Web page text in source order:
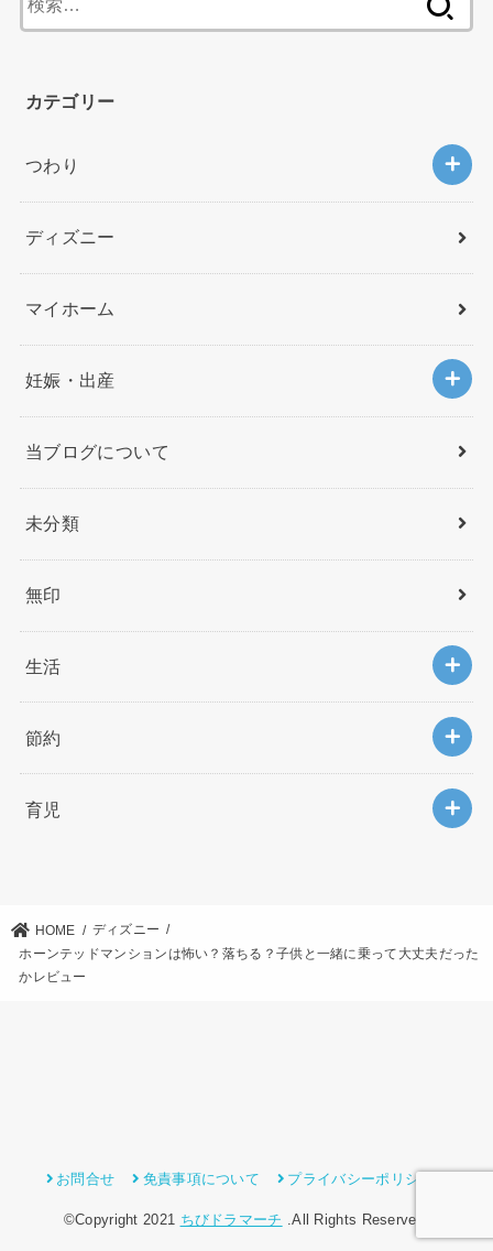
索
カテゴリー
つわり
ディズニー
マイホーム
妊娠・出産
当ブログについて
未分類
無印
生活
節約
育児
HOME
ディズニー
ホーンテッドマンションは怖い？落ちる？子供と一緒に乗って大丈夫だった
かレビュー
お問合せ 免責事項について プライバシーポリシー
©Copyright 2021 ちびドラマーチ .All Rights Reserved.